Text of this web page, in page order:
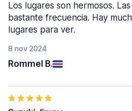
8 nov 2024
Rommel B.
Los lugares son hermosos.
bastante frecuencia. Hay
lugares para ver.